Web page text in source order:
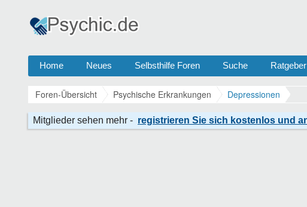
Home Neues Selbsthilfe Foren Suche Ratgeber
Foren-Übersicht Psychische Erkrankungen Depressionen